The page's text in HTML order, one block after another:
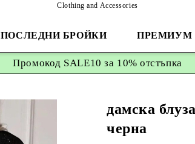
Clothing and Accessories
ПОСЛЕДНИ БРОЙКИ ПРЕМИУМ
Промокод SALE10 за 10% отстъпка
дамска
черна